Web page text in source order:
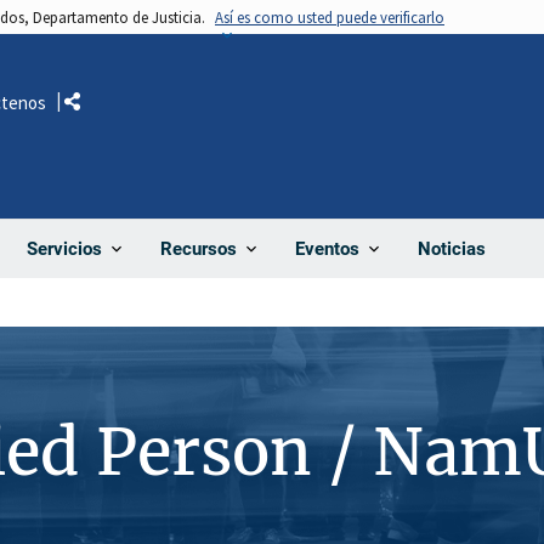
Departamento de Justicia. Así es como usted puede verificarlo
Servicios Recursos Eventos Noticias
Comparte
Person /